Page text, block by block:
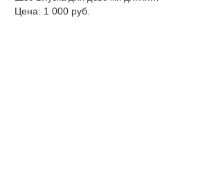
Цена: 1 000 руб.